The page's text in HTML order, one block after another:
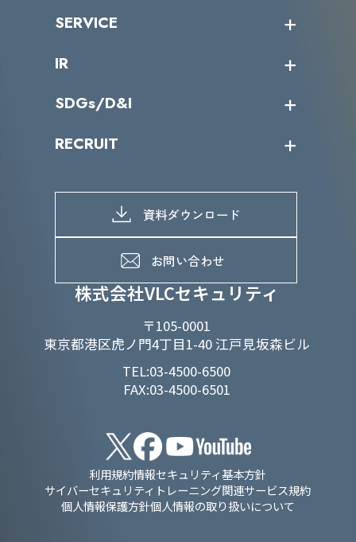
株式会社VLCセキュリティ
〒105-0001
東京都港区虎ノ門4丁目1-40 江戸見坂森ビル
TEL:03-4500-6500
FAX:03-4500-6501
ミッション／ビジョン
パートナー企業一覧
サイバーニュース
SERVICE
カテゴリー別サービス一覧
IR
IRカレンダー
IRライブラリー
よくあるご質問
SDGs/D&I
当グループのマテリアリティ
SDGs推進体制
D&Iの取り組み
RECRUIT
募集職種一覧
メッセージ
メンバーインタビュー
資料ダウンロード
お問い合わせ
利用規約情報セキュリティ基本方針
サイバーセキュリティトレーニング関連サービス規約
個人情報保護方針個人情報の取り扱いについて